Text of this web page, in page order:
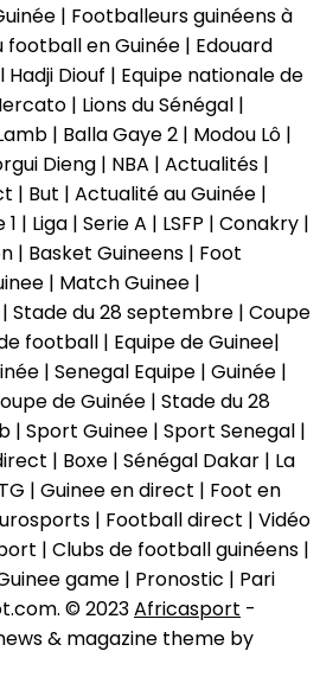
| Footballeurs guinéens à
en Guinée | Edouard
Hadji Diouf | Equipe nationale de
| Lions du Sénégal |
| Balla Gaye 2 | Modou Lô |
Dieng | NBA | Actualités |
| But | Actualité au Guinée |
| Liga | Serie A | LSFP | Conakry |
| Basket Guineens | Foot
| Match Guinee |
Stade du 28 septembre | Coupe
football | Equipe de Guinee|
| Senegal Equipe | Guinée |
de Guinée | Stade du 28
| Sport Guinee | Sport Senegal |
| Boxe | Sénégal Dakar | La
| Guinee en direct | Foot en
| Football direct | Vidéo
| Clubs de football guinéens |
game | Pronostic | Pari
© 2023Africasport -
& magazine theme by